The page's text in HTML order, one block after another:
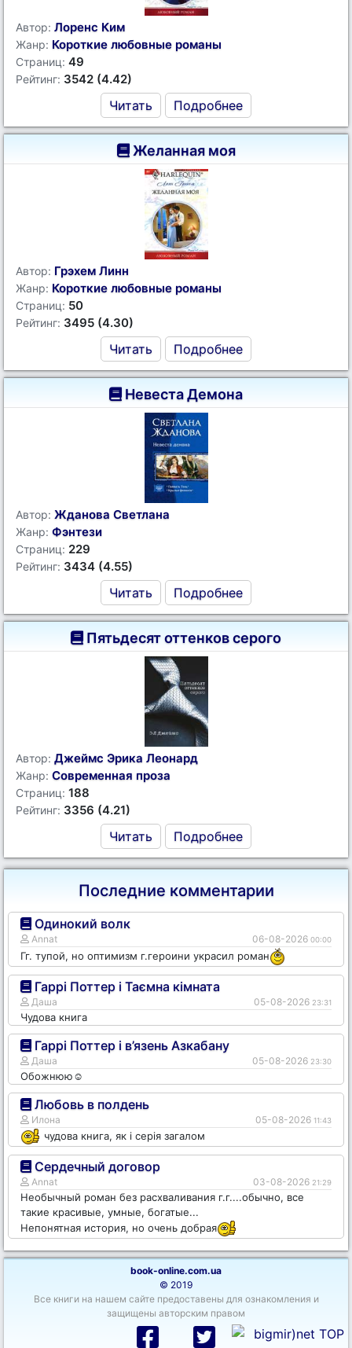
Автор: Лоренс Ким
Жанр: Короткие любовные романы
Страниц: 49
Рейтинг: 3542 (4.42)
Читать Подробнее
Желанная моя
Автор: Грэхем Линн
Жанр: Короткие любовные романы
Страниц: 50
Рейтинг: 3495 (4.30)
Читать Подробнее
Невеста Демона
Автор: Жданова Светлана
Жанр: Фэнтези
Страниц: 229
Рейтинг: 3434 (4.55)
Читать Подробнее
Пятьдесят оттенков серого
Автор: Джеймс Эрика Леонард
Жанр: Современная проза
Страниц: 188
Рейтинг: 3356 (4.21)
Читать Подробнее
Последние комментарии
Одинокий волк
Annat 06-08-2026 00:00
Гг. тупой, но оптимизм г.героини украсил роман
Гаррі Поттер і Таємна кімната
Даша 05-08-2026 23:31
Чудова книга
Гаррі Поттер і в’язень Азкабану
Даша 05-08-2026 23:30
Обожнюю☺️
Любовь в полдень
Илона 05-08-2026 11:43
чудова книга, як і серія загалом
Сердечный договор
Annat 03-08-2026 21:29
Необычный роман без расхваливания г.г....обычно, все
такие красивые, умные, богатые...
Непонятная история, но очень добрая
book-online.com.ua
© 2019
Все книги на нашем сайте предоставены для ознакомления и
защищены авторским правом